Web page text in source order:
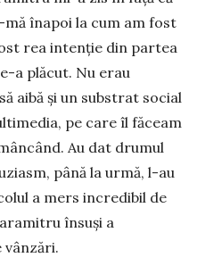
mă înapoi la cum am fost
rea intenție din partea
a plăcut. Nu erau
aibă și un substrat social
pe care îl făceam
Au dat dru­mul
până la urmă, l-au
a mers incredibil de
însuși a
vânzări.